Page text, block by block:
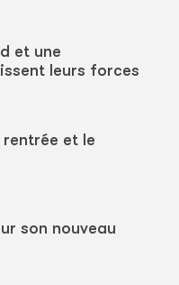
et une
leurs forces
et le
son nouveau